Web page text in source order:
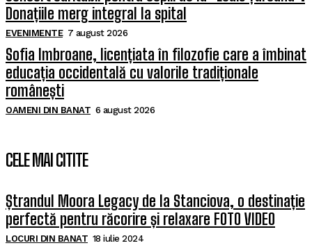
Donațiile merg integral la spital
EVENIMENTE 7 august 2026
Sofia Imbroane, licențiata în filozofie care a îmbinat
educația occidentală cu valorile tradiționale
românești
OAMENI DIN BANAT 6 august 2026
CELE MAI CITITE
Ștrandul Moora Legacy de la Stanciova, o destinație
perfectă pentru răcorire și relaxare FOTO VIDEO
LOCURI DIN BANAT 18 iulie 2024